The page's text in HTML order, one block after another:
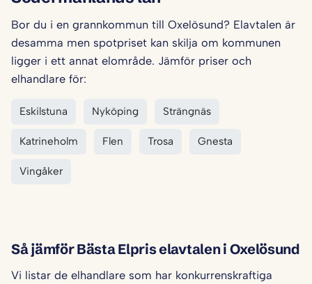
Bor du i en grannkommun till Oxelösund? Elavtalen är
desamma men spotpriset kan skilja om kommunen
ligger i ett annat elområde. Jämför priser och
elhandlare för:
Eskilstuna Nyköping Strängnäs
Katrineholm Flen Trosa Gnesta
Vingåker
Så jämför Bästa Elpris elavtalen i Oxelösund
Vi listar de elhandlare som har konkurrenskraftiga